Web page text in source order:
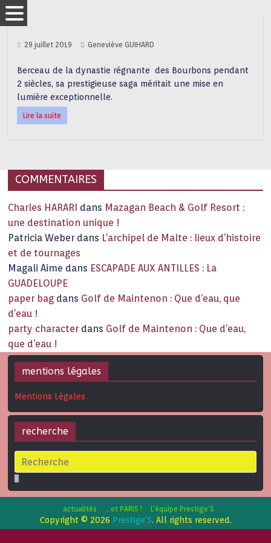
29 juillet 2019 Geneviève GUIHARD
Berceau de la dynastie régnante des Bourbons pendant
2 siècles, sa prestigieuse saga méritait une mise en
lumière exceptionnelle.
Lire la suite
COMMENTAIRES
Charles HARARI dans Mazagan Beach & Golf Resort :
une destination unique !
Patricia Weber dans L’archipel de Malte : lieux d’histoire
et de tournages
Magali Aime dans ESCAPADE AUX ANTILLES : La
GUADELOUPE
paper bag dans Golf de Maintenon : Que d’eau, que
d’eau !
party character dans Golf de Maintenon : Que d’eau,
que d’eau !
mentions légales
Mentions Légales
recherche
actualités …et PARIS ! L’équipe Prestige’S
Copyright © 2026 Prestige'S. All rights reserved.